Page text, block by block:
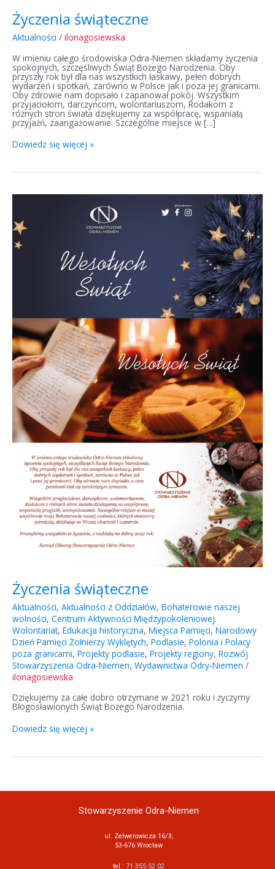
Życzenia świąteczne
Aktualności / ilonagosiewska
W imieniu całego środowiska Odra-Niemen składamy życzenia
spokojnych, szczęśliwych Świąt Bożego Narodzenia. Oby
przyszły rok był dla nas wszystkich łaskawy, pełen dobrych
wydarzeń i spotkań, zarówno w Polsce jak i poza jej granicami.
Oby zdrowie nam dopisało i zapanował pokój. Wszystkim
przyjaciołom, darczyńcom, wolontariuszom, Rodakom z
różnych stron świata dziękujemy za współpracę, wspaniałą
przyjaźń, zaangażowanie. Szczególne miejsce w […]
Dowiedz się więcej »
Życzenia świąteczne
Aktualności, Aktualności z Oddziałów, Bohaterowie naszej
wolności, Centrum Aktywności Międzypokoleniowej.
Wolontariat, Edukacja historyczna, Miejsca Pamięci, Narodowy
Dzień Pamięci Żołnierzy Wyklętych, Podlasie, Polonia i Polacy
poza granicami, Projekty podlasie, Projekty regiony, Rozwój
Stowarzyszenia Odra-Niemen, Wydawnictwa Odry-Niemen /
ilonagosiewska
Dziękujemy za całe dobro otrzymane w 2021 roku i życzymy
Błogosławionych Świąt Bożego Narodzenia.
Życzenia
Dowiedz się więcej »
Stowarzyszenie Odra-Niemen
ul. Zelwerowicza 16/3,
53-676 Wrocław
tel.: 71 355 52 02